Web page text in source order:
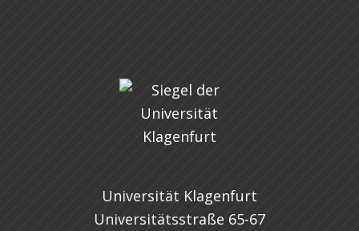
Universität Klagenfurt
Universitätsstraße 65-67